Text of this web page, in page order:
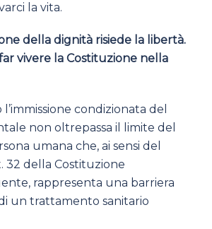
la vita.
della dignità risiede la libertà.
vivere la Costituzione nella
condizionata del
non oltrepassa il limite del
umana che, ai sensi del
32 della Costituzione
rappresenta una barriera
un trattamento sanitario